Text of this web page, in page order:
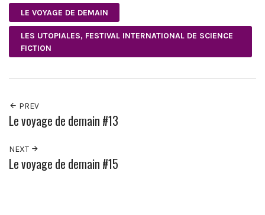
LE VOYAGE DE DEMAIN
LES UTOPIALES, FESTIVAL INTERNATIONAL DE SCIENCE
FICTION
PREV
Le voyage de demain #13
NEXT
Le voyage de demain #15